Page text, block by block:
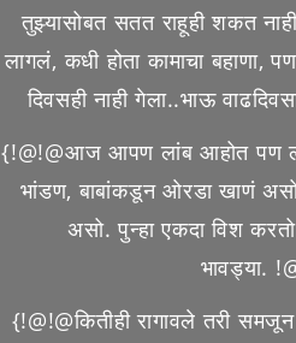
तुझ्यासोबत सतत राहूही शकत
लागलं, कधी होता कामाचा बहाणा,
दिवसही नाही गेला..भाऊ
{!@!@आज आपण लांब आहोत पण
भांडण, बाबांकडून ओरडा खाणं
असो. पुन्हा एकदा विश
भावड्या.
{!@!@कितीही रागावले तरी